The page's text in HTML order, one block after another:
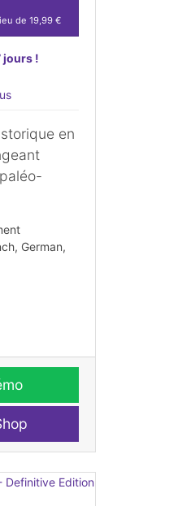
de 19,99 €
jours !
en
German,